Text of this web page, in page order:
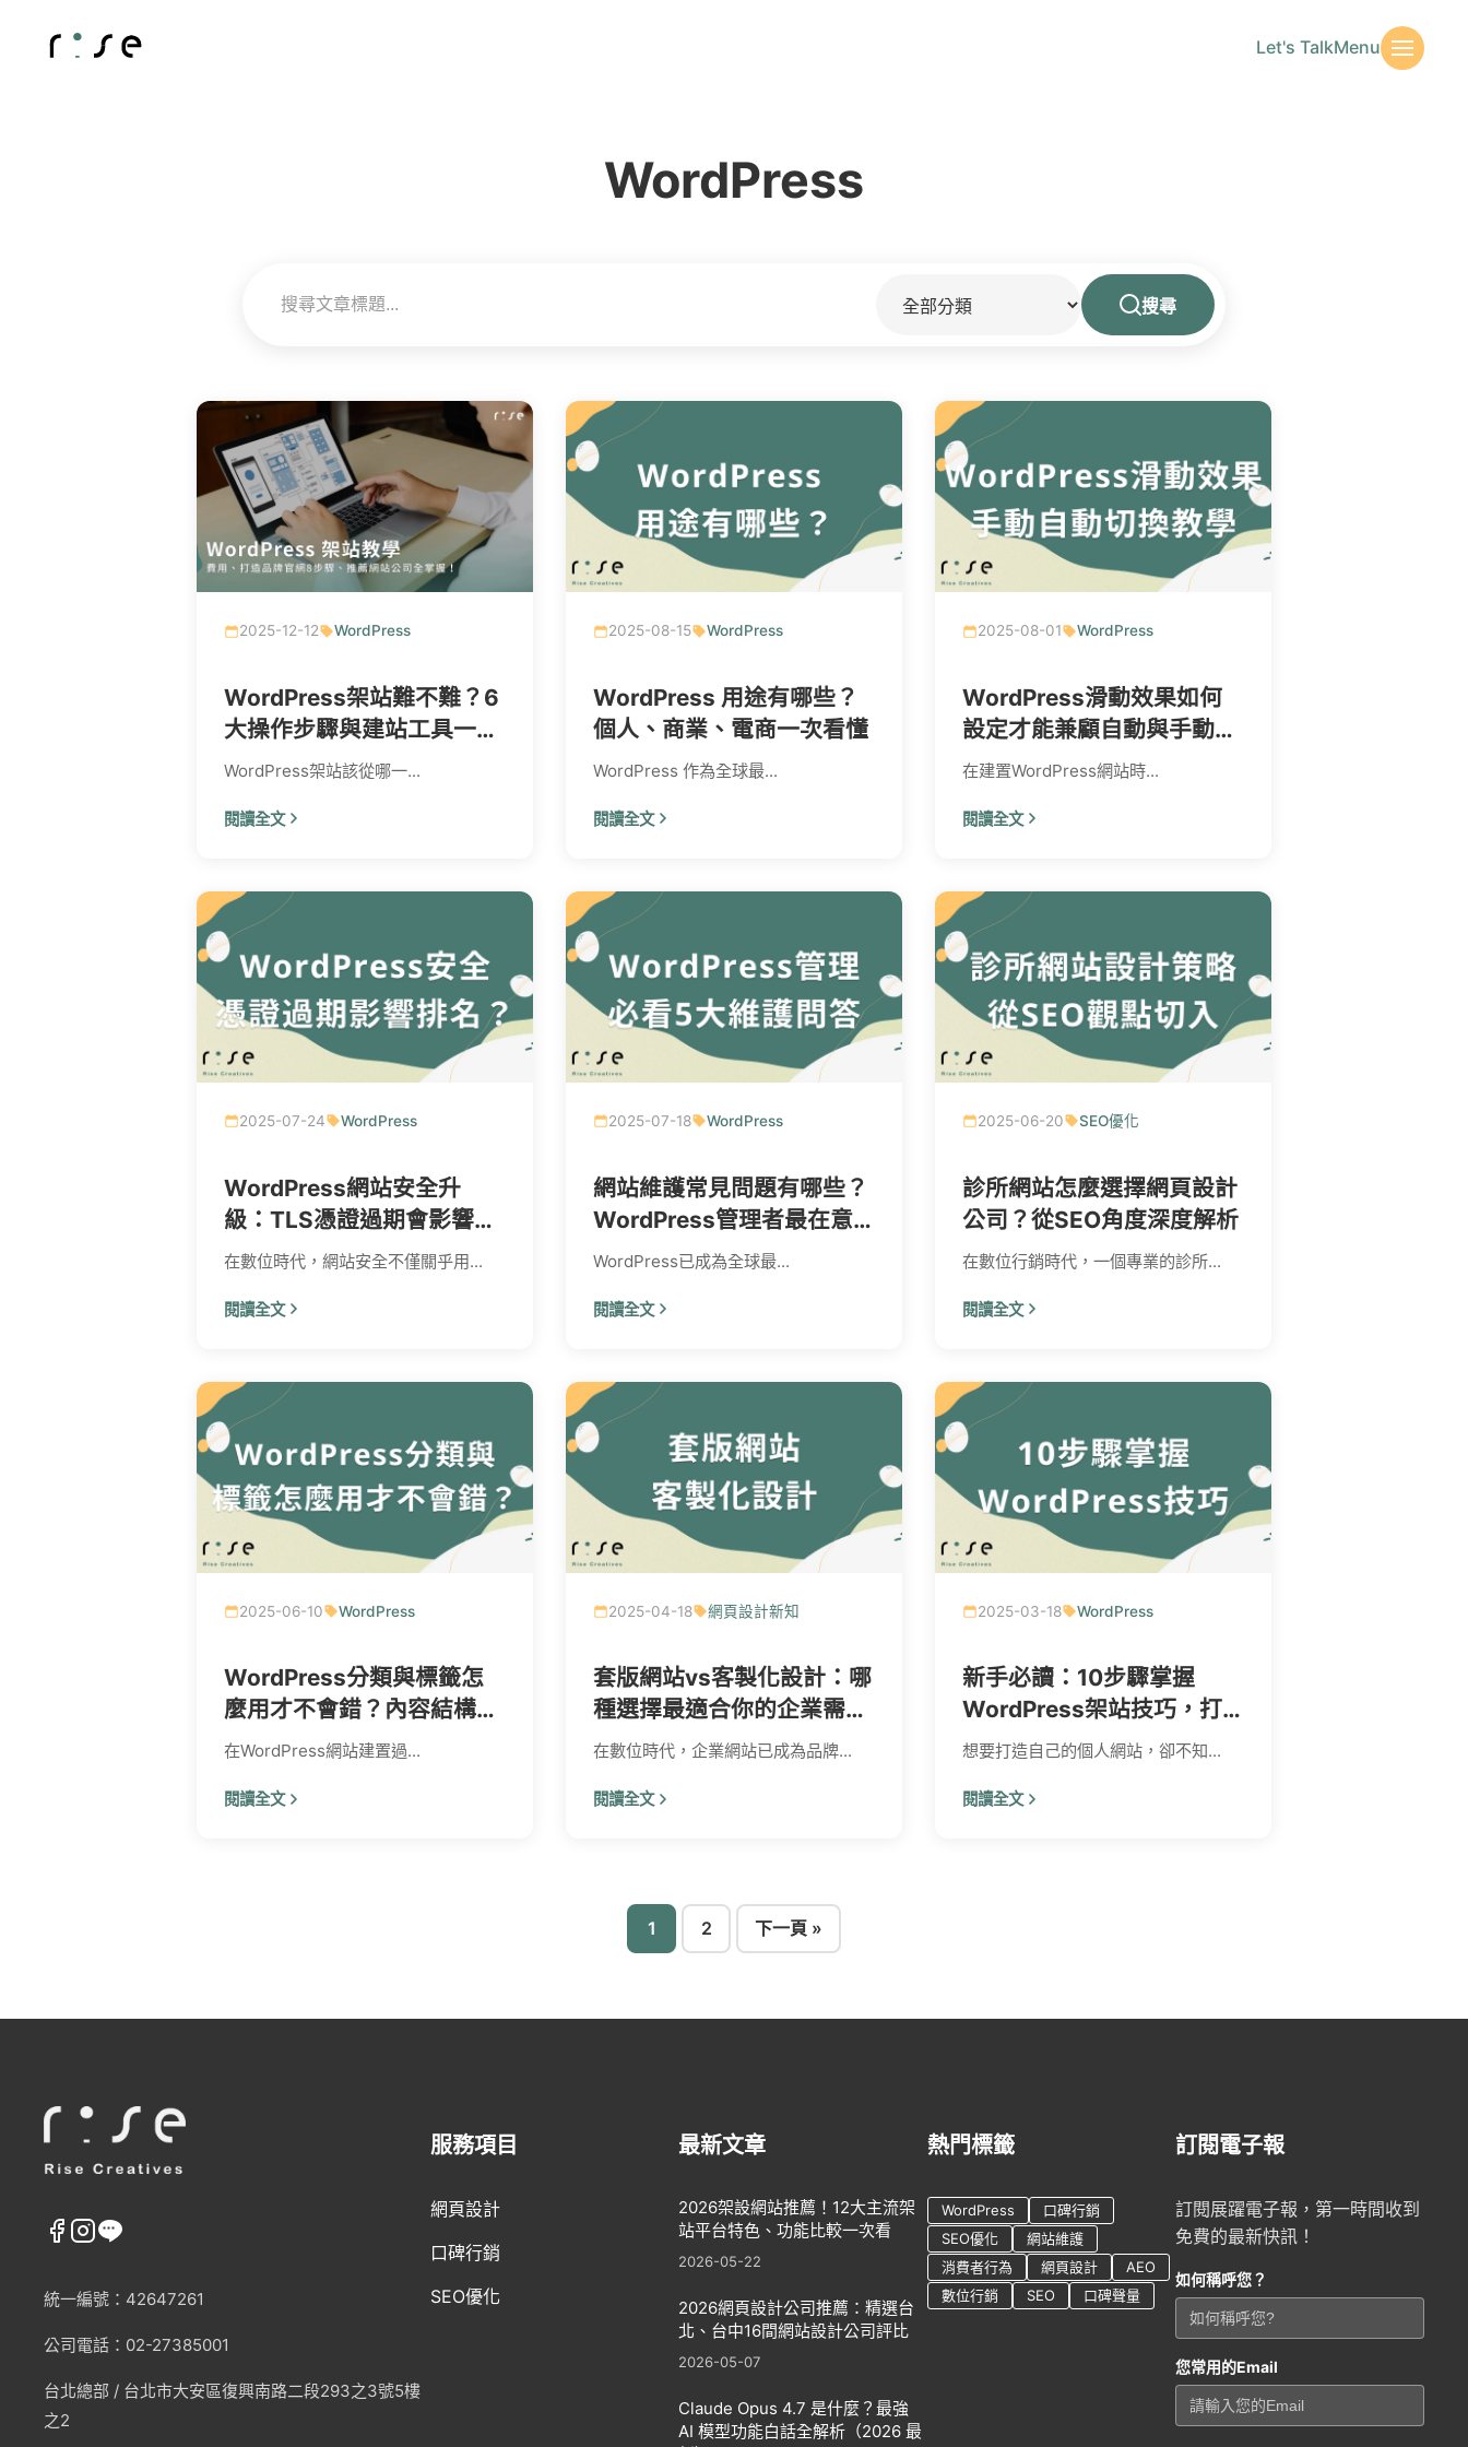
Let's TalkMenu
WordPress
搜尋
2025-12-12 WordPress
WordPress架站難不難？6
大操作步驟與建站工具一次
看
WordPress架站該從哪一...
閱讀全文
2025-08-15 WordPress
WordPress 用途有哪些？
個人、商業、電商一次看懂
WordPress 作為全球最...
閱讀全文
2025-08-01 WordPress
WordPress滑動效果如何
設定才能兼顧自動與手動切
換？專家解答！
在建置WordPress網站時...
閱讀全文
2025-07-24 WordPress
WordPress網站安全升
級：TLS憑證過期會影響
SEO排名嗎？
在數位時代，網站安全不僅關乎用...
閱讀全文
2025-07-18 WordPress
網站維護常見問題有哪些？
WordPress管理者最在意
的5大關鍵
WordPress已成為全球最...
閱讀全文
2025-06-20 SEO優化
診所網站怎麼選擇網頁設計
公司？從SEO角度深度解析
在數位行銷時代，一個專業的診所...
閱讀全文
2025-06-10 WordPress
WordPress分類與標籤怎
麼用才不會錯？內容結構與
SEO影響問答集
在WordPress網站建置過...
閱讀全文
2025-04-18 網頁設計新知
套版網站vs客製化設計：哪
種選擇最適合你的企業需求
與預算？
在數位時代，企業網站已成為品牌...
閱讀全文
2025-03-18 WordPress
新手必讀：10步驟掌握
WordPress架站技巧，打
造安全高效的個人網站
想要打造自己的個人網站，卻不知...
閱讀全文
文
1 2 下一頁 »
統一編號：42647261
公司電話：02-27385001
台北總部 / 台北市大安區復興南路二段293之3號5樓
之2
服務項目
網頁設計
口碑行銷
SEO優化
最新文章
2026架設網站推薦！12大主流架
站平台特色、功能比較一次看
2026-05-22
2026網頁設計公司推薦：精選台
北、台中16間網站設計公司評比
2026-05-07
Claude Opus 4.7 是什麼？最強
AI 模型功能白話全解析（2026 最
熱門標籤
WordPress
口碑行銷
SEO優化
網站維護
消費者行為
網頁設計
AEO
數位行銷
SEO 口碑聲量
訂閱電子報
訂閱展躍電子報，第一時間收到
免費的最新快訊！
如何稱呼您？
您常用的Email